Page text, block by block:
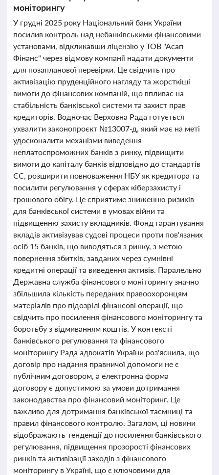
моніторингу
У грудні 2025 року Національний банк України
посилив контроль над небанківськими фінансовими
установами, відкликавши ліцензію у ТОВ "Асап
Фінанс" через відмову компанії надати документи
для позапланової перевірки. Це свідчить про
активізацію пруденційного нагляду та жорсткіші
вимоги до фінансових компаній, що впливає на
стабільність банківської системи та захист прав
кредиторів. Водночас Верховна Рада готується
ухвалити законопроєкт №13007-д, який має на меті
удосконалити механізми виведення
неплатоспроможних банків з ринку, підвищити
вимоги до капіталу банків відповідно до стандартів
ЄС, розширити повноваження НБУ як кредитора та
посилити регулювання у сферах кіберзахисту і
грошового обігу. Це сприятиме зниженню ризиків
для банківської системи в умовах війни та
підвищенню захисту вкладників. Фонд гарантування
вкладів активізував судові процеси проти пов'язаних
осіб 15 банків, що виводяться з ринку, з метою
повернення збитків, завданих через сумнівні
кредитні операції та виведення активів. Паралельно
Державна служба фінансового моніторингу значно
збільшила кількість переданих правоохоронцям
матеріалів про підозрілі фінансові операції, що
свідчить про посилення фінансового моніторингу та
боротьбу з відмиванням коштів. У контексті
банківського регулювання та фінансового
моніторингу Рада адвокатів України роз'яснила, що
договір про надання правничої допомоги не є
публічним договором, а електронна форма
договору є допустимою за умови дотримання
законодавства про фінансовий моніторинг. Це
важливо для дотримання банківської таємниці та
правил фінансового контролю. Загалом, ці новини
відображають тенденції до посилення банківського
регулювання, підвищення прозорості фінансових
ринків та активізації заходів з фінансового
моніторингу в Україні, що є ключовими для